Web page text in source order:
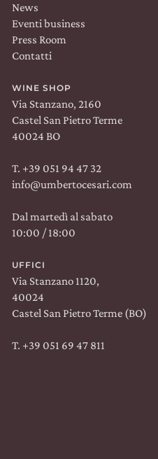
News
Eventi business
Press Room
Contatti
WINE SHOP
Via Stanzano, 2160
Castel San Pietro Terme
40024 BO
T. +39 051 94 47 32
info@umbertocesari.com
Dal martedì al sabato
10:00 / 18:00
UFFICI
Via Stanzano 1120,
40024
Castel San Pietro Terme (BO)
T. +39 051 69 47 811